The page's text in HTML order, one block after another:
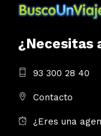
¿Necesitas
93 300 28 40
Contacto
¿Eres una